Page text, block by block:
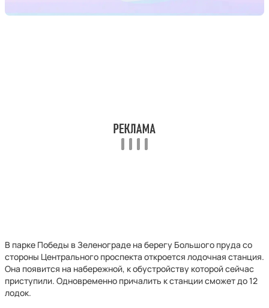
В парке Победы в Зеленограде на берегу Большого пруда со
стороны Центрального проспекта откроется лодочная станция.
Она появится на набережной, к обустройству которой сейчас
приступили. Одновременно причалить к станции сможет до 12
лодок.